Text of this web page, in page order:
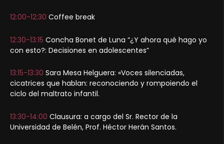
12:00-12:30 Coffee break
12:30-13:15 Concha Bonet de Luna “¿Y ahora qué hago yo
con esto?: Decisiones en adolescentes”
13:15-13:30 Sara Mesa Helguera: «Voces silenciadas,
cicatrices que hablan: reconociendo y rompoiendo el
ciclo del maltrato infantil.
13:30-14:00 Clausura: a cargo del Sr. Rector de la
Universidad de Belén, Prof. Héctor Herán Santos.